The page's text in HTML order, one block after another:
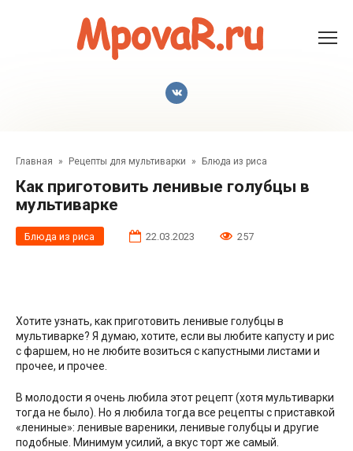
Главная » Рецепты для мультиварки » Блюда из риса
Как приготовить ленивые голубцы в
мультиварке
Блюда из риса 22.03.2023 257
Хотите узнать, как приготовить ленивые голубцы в
мультиварке? Я думаю, хотите, если вы любите капусту и рис
с фаршем, но не любите возиться с капустными листами и
прочее, и прочее.
В молодости я очень любила этот рецепт (хотя мультиварки
тогда не было). Но я любила тогда все рецепты с приставкой
«лениные»: ленивые вареники, ленивые голубцы и другие
подобные. Минимум усилий, а вкус торт же самый.